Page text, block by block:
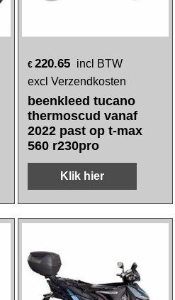
€ 220.65 incl BTW
excl Verzendkosten
beenkleed tucano
thermoscud vanaf
2022 past op t-max
560 r230pro
Klik hier